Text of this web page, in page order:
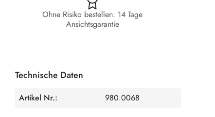
Ohne Risiko bestellen: 14 Tage
Ansichtsgarantie
Technische Daten
Artikel Nr.: 980.0068